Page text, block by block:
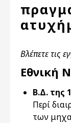
Βλέπετε τις
Εθνική
Β.Δ. της
Περί
των